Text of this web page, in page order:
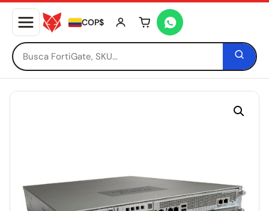
COP$ Tu carrito está vacío